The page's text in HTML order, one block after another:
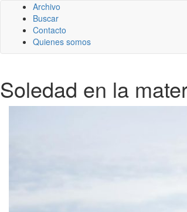
Archivo
Buscar
Contacto
Quienes somos
Soledad en la